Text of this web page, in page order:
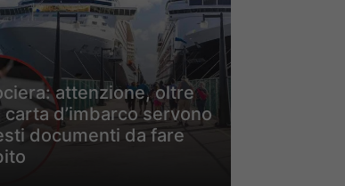
attenzione, oltre
carta d’imbarco servono
documenti da fare